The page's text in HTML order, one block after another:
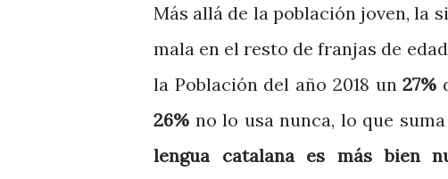
Más allá de la población joven, la
mala en el resto de franjas de
la Población del año 2018 un27%
26% no lo usa nunca, lo que
lengua catalana es más bien